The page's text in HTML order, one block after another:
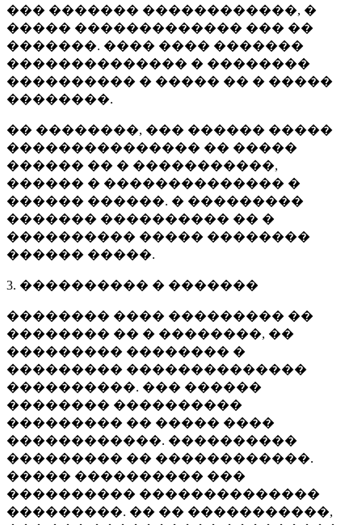
��� ������� ������������, �
����� ������������� ��� ��
�������. ���� ���� �������
�������������� � ��������
���������� � ����� �� � �����
��������.
�� ��������, ��� ������ �����
��������������� �� �����
������ �� � �����������,
������ � �������������� �
������ ������. � ���������
������� ���������� �� �
���������� ����� ��������
������ �����.
3. ���������� � �������
�������� ���� ��������� ��
�������� �� � ��������, ��
��������� �������� �
��������� ��������������
����������. ��� ������
�������� ����������
��������� �� ����� ����
������������. ����������
��������� �� ������������.
����� ���������� ���
���������� ��������������
���������. �� �� �����������,